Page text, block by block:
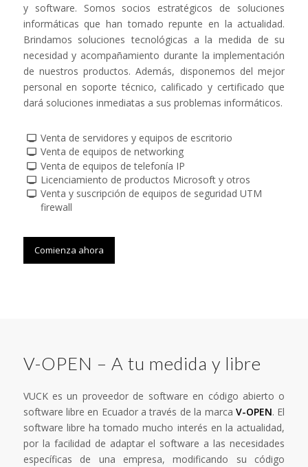
y software. Somos socios estratégicos de soluciones
informáticas que han tomado repunte en la actualidad.
Brindamos soluciones tecnológicas a la medida de su
necesidad y acompañamiento durante la implementación
de nuestros productos. Además, disponemos del mejor
personal en soporte técnico, calificado y certificado que
dará soluciones inmediatas a sus problemas informáticos.
Venta de servidores y equipos de escritorio
Venta de equipos de networking
Venta de equipos de telefonía IP
Licenciamiento de productos Microsoft y otros
Venta y suscripción de equipos de seguridad UTM
firewall
Comienza ahora
V-OPEN – A tu medida y libre
VUCK es un proveedor de software en código abierto o
software libre en Ecuador a través de la marcaV-OPEN. El
software libre ha tomado mucho interés en la actualidad,
por la facilidad de adaptar el software a las necesidades
específicas de una empresa, modificando su código